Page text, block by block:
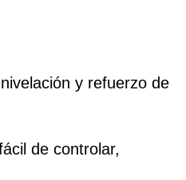
y refuerzo de
de controlar,